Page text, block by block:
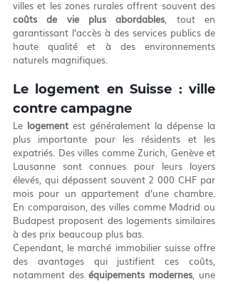
coûts de vie plus abordables, tout en
garantissant l’accès à des services publics de
haute qualité et à des environnements
naturels magnifiques.
Le logement en Suisse : ville
contre campagne
Le logement est généralement la dépense la
plus importante pour les résidents et les
expatriés. Des villes comme Zurich, Genève et
Lausanne sont connues pour leurs loyers
élevés, qui dépassent souvent 2 000 CHF par
mois pour un appartement d’une chambre.
En comparaison, des villes comme Madrid ou
Budapest proposent des logements similaires
à des prix beaucoup plus bas.
Cependant, le marché immobilier suisse offre
des avantages qui justifient ces coûts,
notamment des équipements modernes